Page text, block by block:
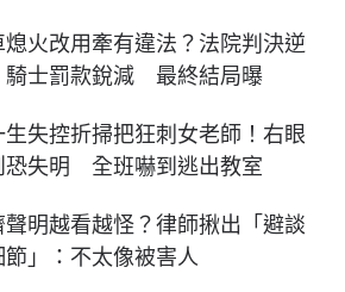
熄火改用牽有違法？法院判決逆
騎士罰款銳減 最終結局曝
生失控折掃把狂刺女老師！右眼
恐失明 全班嚇到逃出教室
聲明越看越怪？律師揪出「避談
節」：不太像被害人